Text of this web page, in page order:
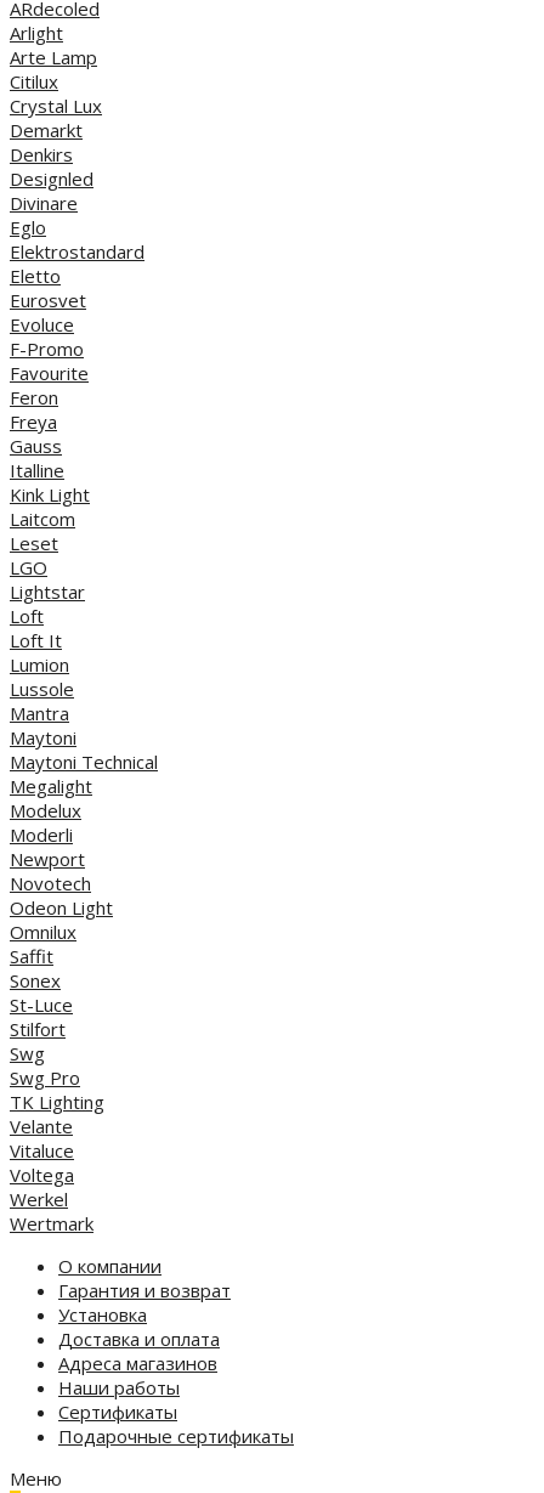
ARdecoled
Arlight
Arte Lamp
Citilux
Crystal Lux
Demarkt
Denkirs
Designled
Divinare
Eglo
Elektrostandard
Eletto
Eurosvet
Evoluce
F-Promo
Favourite
Feron
Freya
Gauss
Italline
Kink Light
Laitcom
Leset
LGO
Lightstar
Loft
Loft It
Lumion
Lussole
Mantra
Maytoni
Maytoni Technical
Megalight
Modelux
Moderli
Newport
Novotech
Odeon Light
Omnilux
Saffit
Sonex
St-Luce
Stilfort
Swg
Swg Pro
TK Lighting
Velante
Vitaluce
Voltega
Werkel
Wertmark
О компании
Гарантия и возврат
Установка
Доставка и оплата
Адреса магазинов
Наши работы
Сертификаты
Подарочные сертификаты
Меню